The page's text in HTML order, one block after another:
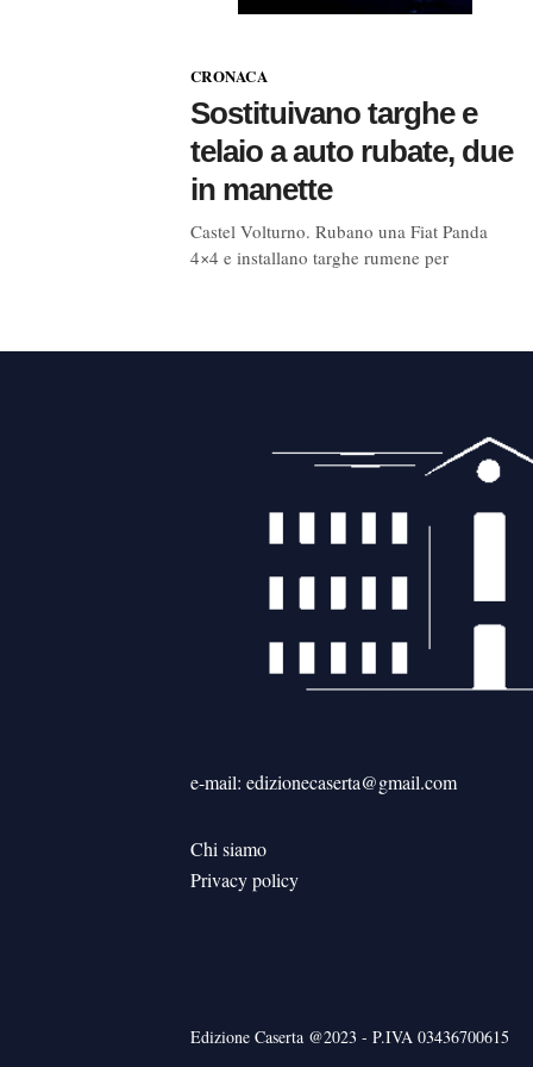
CRONACA
Sostituivano targhe e
telaio a auto rubate, due
in manette
Castel Volturno. Rubano una Fiat Panda
4×4 e installano targhe rumene per
e-mail: edizionecaserta@gmail.com
Chi siamo
Privacy policy
Edizione Caserta @2023 - P.IVA 03436700615